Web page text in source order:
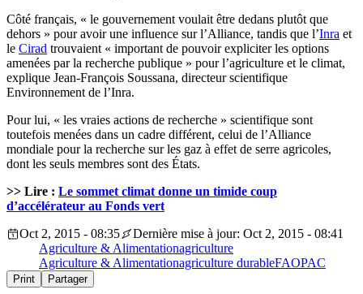
Côté français, « le gouvernement voulait être dedans plutôt que
dehors » pour avoir une influence sur l’Alliance, tandis que l’Inra et
le Cirad trouvaient « important de pouvoir expliciter les options
amenées par la recherche publique » pour l’agriculture et le climat,
explique Jean-François Soussana, directeur scientifique
Environnement de l’Inra.
Pour lui, « les vraies actions de recherche » scientifique sont
toutefois menées dans un cadre différent, celui de l’Alliance
mondiale pour la recherche sur les gaz à effet de serre agricoles,
dont les seuls membres sont des États.
>> Lire : Le sommet climat donne un timide coup
d’accélérateur au Fonds vert
Oct 2, 2015 - 08:35
Dernière mise à jour: Oct 2, 2015 - 08:41
Agriculture & Alimentationagriculture
Agriculture & Alimentationagriculture durableFAOPAC
Print Partager